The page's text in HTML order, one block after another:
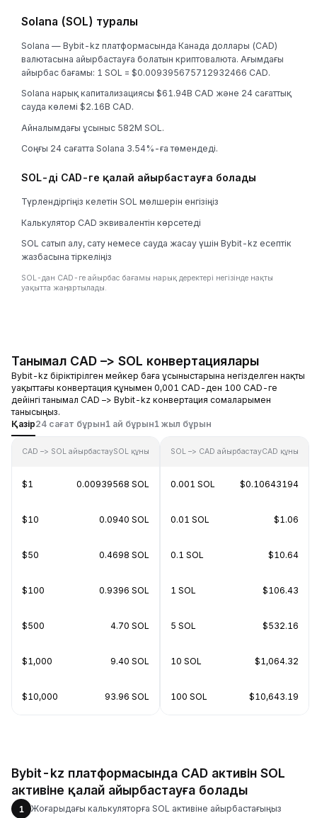
Solana (SOL) туралы
Solana — Bybit-kz платформасында Канада доллары (CAD)
валютасына айырбастауға болатын криптовалюта. Ағымдағы
айырбас бағамы: 1 SOL = $0.009395675712932466 CAD.
Solana нарық капитализациясы $61.94B CAD және 24 сағаттық
сауда көлемі $2.16B CAD.
Айналымдағы ұсыныс 582M SOL.
Соңғы 24 сағатта Solana 3.54%-ға төмендеді.
SOL-ді CAD-ге қалай айырбастауға болады
Түрлендіргіңіз келетін SOL мөлшерін енгізіңіз
Калькулятор CAD эквивалентін көрсетеді
SOL сатып алу, сату немесе сауда жасау үшін Bybit-kz есептік
жазбасына тіркеліңіз
SOL-дан CAD-ге айырбас бағамы нарық деректері негізінде нақты
уақытта жаңартылады.
Танымал CAD –> SOL конвертациялары
Bybit-kz біріктірілген мейкер баға ұсыныстарына негізделген нақты
уақыттағы конвертация құнымен 0,001 CAD-ден 100 CAD-ге
дейінгі танымал CAD –> Bybit-kz конвертация сомаларымен
танысыңыз.
Қазір24 сағат бұрын1 ай бұрын1 жыл бұрын
CAD –> SOL айырбастауSOL құны
$1 0.00939568 SOL
$10 0.0940 SOL
$50 0.4698 SOL
$100 0.9396 SOL
$500 4.70 SOL
$1,000 9.40 SOL
$10,000 93.96 SOL
SOL –> CAD айырбастауCAD құны
0.001 SOL $0.10643194
0.01 SOL $1.06
0.1 SOL $10.64
1 SOL $106.43
5 SOL $532.16
10 SOL $1,064.32
100 SOL $10,643.19
Bybit-kz платформасында CAD активін SOL
активіне қалай айырбастауға болады
1
Жоғарыдағы калькуляторға SOL активіне айырбастағыңыз